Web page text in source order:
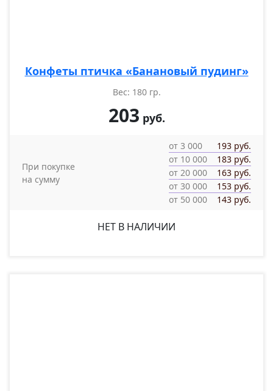
Конфеты птичка «Банановый пудинг»
Вес: 180 гр.
203 руб.
При покупке
на сумму
от 3 000
193 руб.
от 10 000
183 руб.
от 20 000
163 руб.
от 30 000
153 руб.
от 50 000
143 руб.
НЕТ В НАЛИЧИИ